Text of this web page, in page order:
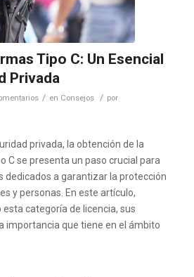
Tipo C: Un Esencial
Privada
/ en Consejos / por
privada, la obtención de la
C se presenta un paso crucial para
dedicados a garantizar la protección
y personas. En este artículo,
categoría de licencia, sus
importancia que tiene en el ámbito